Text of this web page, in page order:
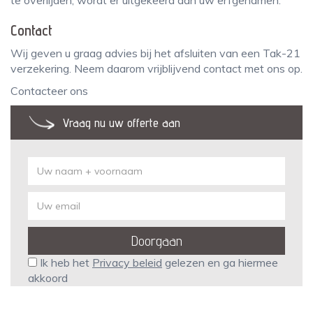
Contact
Wij geven u graag advies bij het afsluiten van een Tak-21
verzekering. Neem daarom vrijblijvend contact met ons op.
Contacteer ons
Vraag nu uw offerte aan
Ik heb het Privacy beleid gelezen en ga hiermee
akkoord